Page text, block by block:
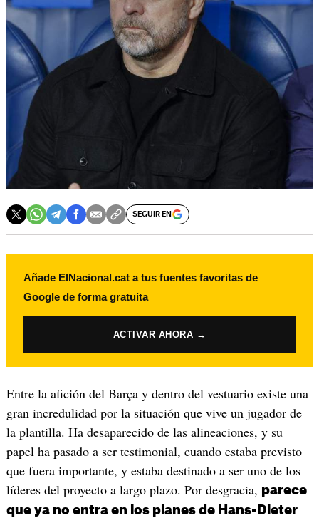
SEGUIR EN
Añade ElNacional.cat a tus fuentes favoritas de
Google de forma gratuita
ACTIVAR AHORA →
Entre la afición del Barça y dentro del vestuario existe una
gran incredulidad por la situación que vive un jugador de
la plantilla. Ha desaparecido de las alineaciones, y su
papel ha pasado a ser testimonial, cuando estaba previsto
que fuera importante, y estaba destinado a ser uno de los
líderes del proyecto a largo plazo. Por desgracia, parece
que ya no entra en los planes de Hans-Dieter